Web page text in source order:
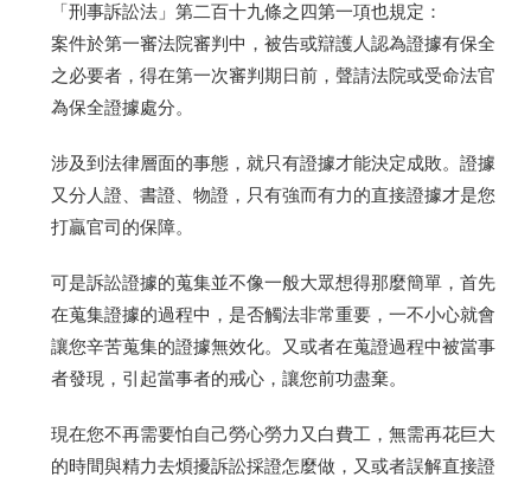
「刑事訴訟法」第二百十九條之四第一項也規定：
案件於第一審法院審判中，被告或辯護人認為證據有保全
之必要者，得在第一次審判期日前，聲請法院或受命法官
為保全證據處分。
涉及到法律層面的事態，就只有證據才能決定成敗。證據
又分人證、書證、物證，只有強而有力的直接證據才是您
打贏官司的保障。
可是訴訟證據的蒐集並不像一般大眾想得那麼簡單，首先
在蒐集證據的過程中，是否觸法非常重要，一不小心就會
讓您辛苦蒐集的證據無效化。又或者在蒐證過程中被當事
者發現，引起當事者的戒心，讓您前功盡棄。
現在您不再需要怕自己勞心勞力又白費工，無需再花巨大
的時間與精力去煩擾訴訟採證怎麼做，又或者誤解直接證